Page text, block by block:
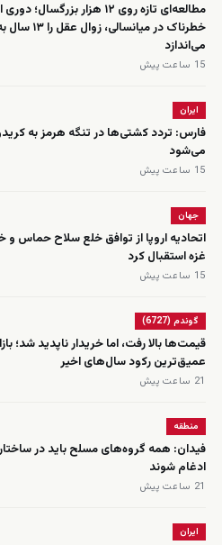
مطالعه‌ای تازه روی ۱۲ هزار
خطرناک در
می‌اندازد
15 ساعت پیش
ایران
فارس: تردد کشتی‌ها در تنگه هرمز به
می‌شود
15 ساعت پیش
جهان
اتحادیه اروپا از توافق خلع سلاح حماس و
غزه استقبال کرد
15 ساعت پیش
گوندم (6727)
قیمت‌ها بالا رفت، اما خریدار ناپدید شد؛
عمیق‌ترین رکود سال‌های اخیر
21 ساعت پیش
منطقه
فیدان: همه گروه‌های مسلح باید در
ادغام شوند
21 ساعت پیش
ایران